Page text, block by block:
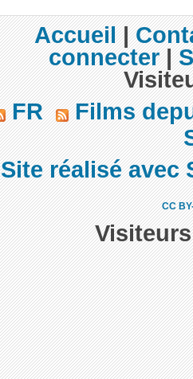
Accueil|
connecter|
FR
Films
Site réalisé avec
CC